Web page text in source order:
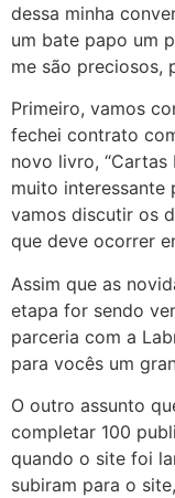
dessa minha
um bate papo um
me são preciosos,
Primeiro, vamos
fechei contrato
novo livro, “Cartas
muito interessante
vamos discutir os
que deve ocorrer
Assim que as
etapa for sendo
parceria com a
para vocês um
O outro assunto
completar 100
quando o site foi
subiram para o